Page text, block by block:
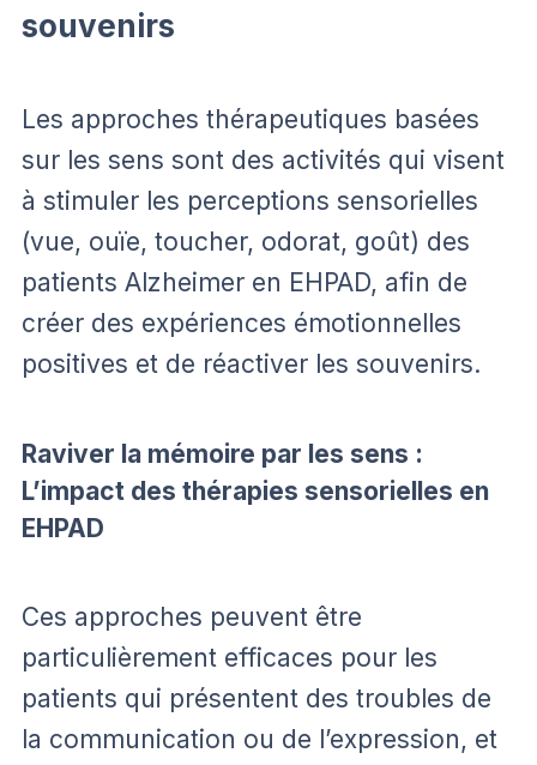
souvenirs
Les approches thérapeutiques basées
sur les sens sont des activités qui visent
à stimuler les perceptions sensorielles
(vue, ouïe, toucher, odorat, goût) des
patients Alzheimer en EHPAD, afin de
créer des expériences émotionnelles
positives et de réactiver les souvenirs.
Raviver la mémoire par les sens :
L’impact des thérapies sensorielles en
EHPAD
Ces approches peuvent être
particulièrement efficaces pour les
patients qui présentent des troubles de
la communication ou de l’expression, et